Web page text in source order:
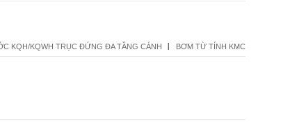
KQH/KQWH TRỤC ĐỨNG ĐA TẦNG CÁNH BƠM TỪ TÍNH KMC